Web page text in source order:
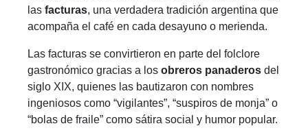
las facturas, una verdadera tradición argentina que
acompaña el café en cada desayuno o merienda.
Las facturas se convirtieron en parte del folclore
gastronómico gracias a los obreros panaderos del
siglo XIX, quienes las bautizaron con nombres
ingeniosos como “vigilantes”, “suspiros de monja” o
“bolas de fraile” como sátira social y humor popular.